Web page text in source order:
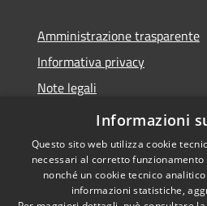
Amministrazione trasparente
Informativa privacy
Note legali
Dichiarazione di accessibilità
Informazioni
Questo sito web utilizza cookie
necessari al corretto
nonché un cookie tecnico
informazioni statistiche,